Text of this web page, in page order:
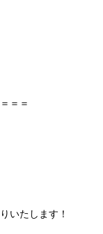
＝＝
いたします！